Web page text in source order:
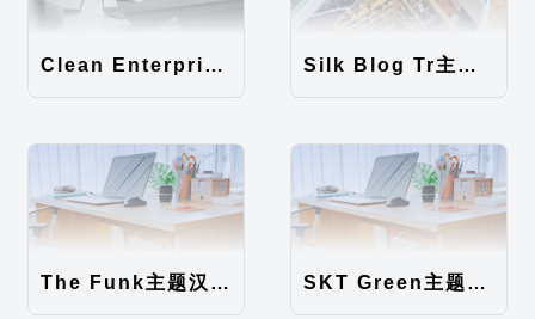
Clean Enterprise主题汉化包 Silk Blog Tr主题汉化包
The Funk主题汉化包 SKT Green主题汉化包